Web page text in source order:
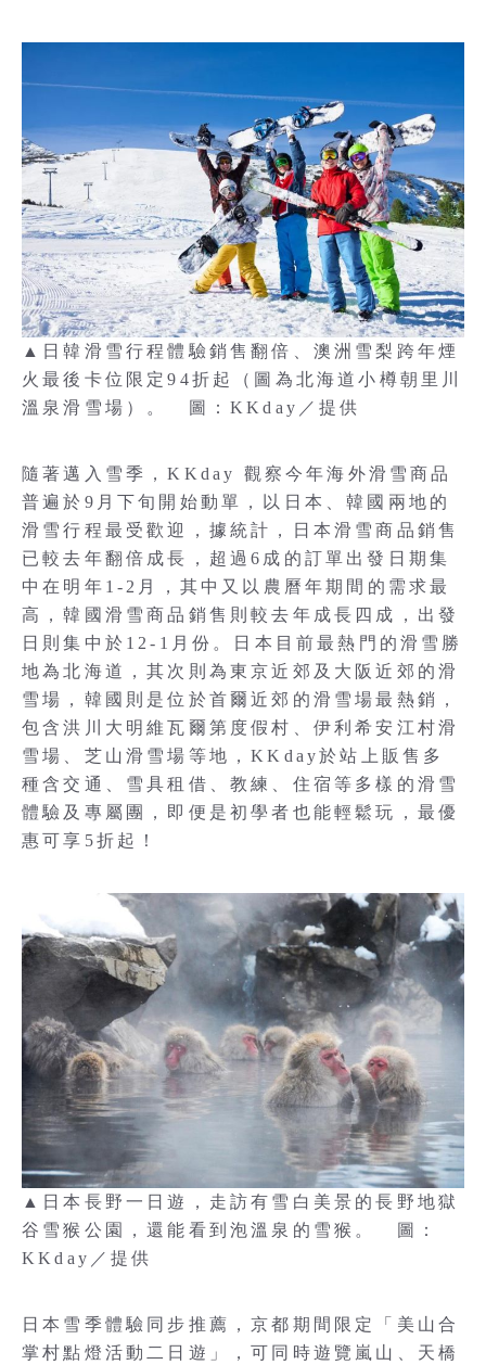
▲日韓滑雪行程體驗銷售翻倍、澳洲雪梨跨年煙
火最後卡位限定94折起（圖為北海道小樽朝里川
溫泉滑雪場）。 圖：KKday／提供
隨著邁入雪季，KKday 觀察今年海外滑雪商品
普遍於9月下旬開始動單，以日本、韓國兩地的
滑雪行程最受歡迎，據統計，日本滑雪商品銷售
已較去年翻倍成長，超過6成的訂單出發日期集
中在明年1-2月，其中又以農曆年期間的需求最
高，韓國滑雪商品銷售則較去年成長四成，出發
日則集中於12-1月份。日本目前最熱門的滑雪勝
地為北海道，其次則為東京近郊及大阪近郊的滑
雪場，韓國則是位於首爾近郊的滑雪場最熱銷，
包含洪川大明維瓦爾第度假村、伊利希安江村滑
雪場、芝山滑雪場等地，KKday於站上販售多
種含交通、雪具租借、教練、住宿等多樣的滑雪
體驗及專屬團，即便是初學者也能輕鬆玩，最優
惠可享5折起！
▲日本長野一日遊，走訪有雪白美景的長野地獄
谷雪猴公園，還能看到泡溫泉的雪猴。 圖：
KKday／提供
日本雪季體驗同步推薦，京都期間限定「美山合
掌村點燈活動二日遊」，可同時遊覽嵐山、天橋